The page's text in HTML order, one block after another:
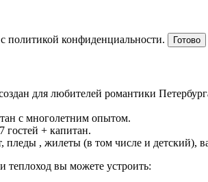
политикой конфиденциальности. Готово
для любителей романтики
с многолетним опытом.
гостей + капитан.
пледы , жилеты (в том числе и детский),
теплоход вы можете устроить: